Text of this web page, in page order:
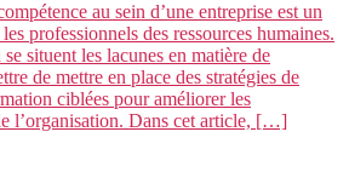
au sein d’une entreprise est un
professionnels des ressources humaines.
situent les lacunes en matière de
de mettre en place des stratégies de
ciblées pour améliorer les
l’organisation. Dans cet article, […]